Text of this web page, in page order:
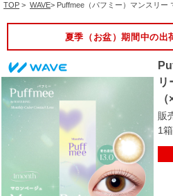
TOP > WAVE> Puffmee（パフミー）マンスリー
夏季（お盆）期間中の出
リ
販
1